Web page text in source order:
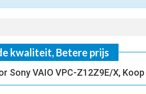
kwaliteit, Betere prijs
Sony VAIO VPC-Z12Z9E/X,